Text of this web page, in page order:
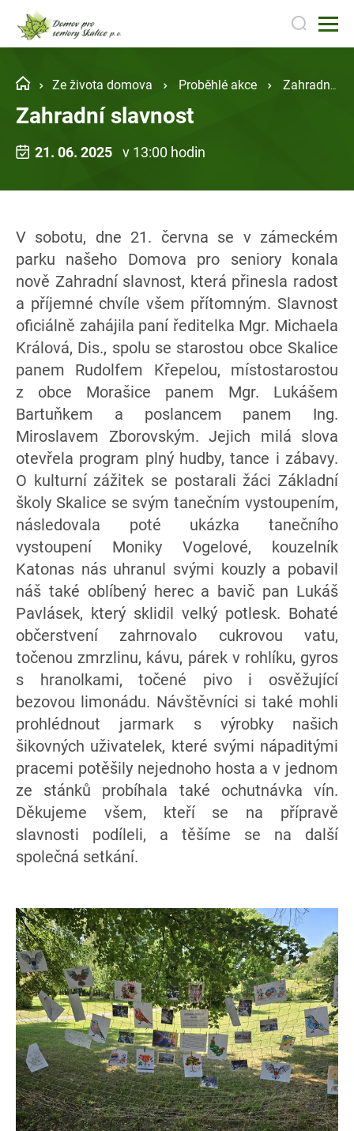
Ze života domova Proběhlé akce Zahradní slavnost
Zahradní slavnost
21. 06. 2025 v 13:00 hodin
V sobotu, dne 21. června se v zámeckém
parku našeho Domova pro seniory konala
nově Zahradní slavnost, která přinesla radost
a příjemné chvíle všem přítomným. Slavnost
oficiálně zahájila paní ředitelka Mgr. Michaela
Králová, Dis., spolu se starostou obce Skalice
panem Rudolfem Křepelou, místostarostou
z obce Morašice panem Mgr. Lukášem
Bartuňkem a poslancem panem Ing.
Miroslavem Zborovským. Jejich milá slova
otevřela program plný hudby, tance i zábavy.
O kulturní zážitek se postarali žáci Základní
školy Skalice se svým tanečním vystoupením,
následovala poté ukázka tanečního
vystoupení Moniky Vogelové, kouzelník
Katonas nás uhranul svými kouzly a pobavil
náš také oblíbený herec a bavič pan Lukáš
Pavlásek, který sklidil velký potlesk. Bohaté
občerstvení zahrnovalo cukrovou vatu,
točenou zmrzlinu, kávu, párek v rohlíku, gyros
s hranolkami, točené pivo i osvěžující
bezovou limonádu. Návštěvníci si také mohli
prohlédnout jarmark s výrobky našich
šikovných uživatelek, které svými nápaditými
pracemi potěšily nejednoho hosta a v jednom
ze stánků probíhala také ochutnávka vín.
Děkujeme všem, kteří se na přípravě
slavnosti podíleli, a těšíme se na další
společná setkání.